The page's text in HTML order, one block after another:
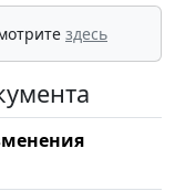
здесь